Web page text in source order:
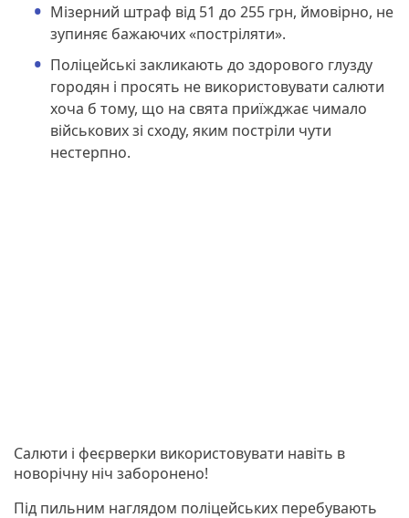
Мізерний штраф від 51 до 255 грн, ймовірно, не
зупиняє бажаючих «постріляти».
Поліцейські закликають до здорового глузду
городян і просять не використовувати салюти
хоча б тому, що на свята приїжджає чимало
військових зі сходу, яким постріли чути
нестерпно.
Салюти і феєрверки використовувати навіть в
новорічну ніч заборонено!
Під пильним наглядом поліцейських перебувають